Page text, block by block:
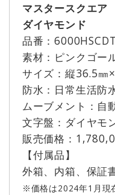
マスタースクエア
ダイヤモンド
品番：
素材：ピンクゴー
サイズ：縦36.5㎜
防水：日常生活防
ムーブメント：自
文字盤：ダイヤモ
販売価格：
【付属品】
外箱、内箱、保証
※価格は2024年1月現